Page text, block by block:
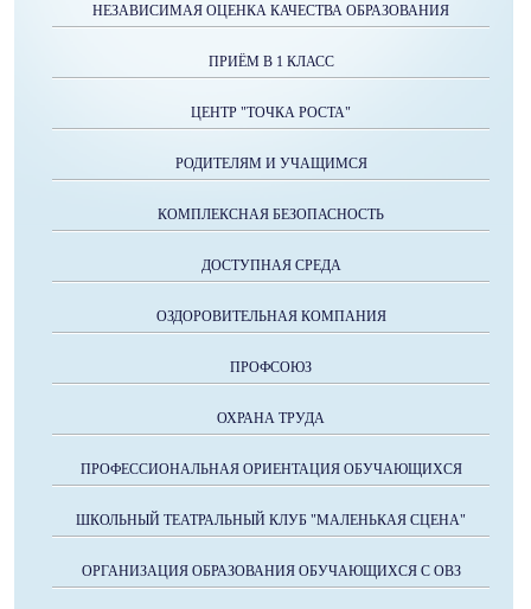
НЕЗАВИСИМАЯ ОЦЕНКА КАЧЕСТВА ОБРАЗОВАНИЯ
ПРИЁМ В 1 КЛАСС
ЦЕНТР "ТОЧКА РОСТА"
РОДИТЕЛЯМ И УЧАЩИМСЯ
КОМПЛЕКСНАЯ БЕЗОПАСНОСТЬ
ДОСТУПНАЯ СРЕДА
ОЗДОРОВИТЕЛЬНАЯ КОМПАНИЯ
ПРОФСОЮЗ
ОХРАНА ТРУДА
ПРОФЕССИОНАЛЬНАЯ ОРИЕНТАЦИЯ ОБУЧАЮЩИХСЯ
ШКОЛЬНЫЙ ТЕАТРАЛЬНЫЙ КЛУБ "МАЛЕНЬКАЯ СЦЕНА"
ОРГАНИЗАЦИЯ ОБРАЗОВАНИЯ ОБУЧАЮЩИХСЯ С ОВЗ